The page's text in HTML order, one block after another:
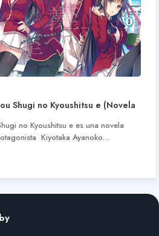
Shugi no Kyoushitsu e (Novela
no Kyoushitsu e es una novela
Kiyotaka Ayanoko…